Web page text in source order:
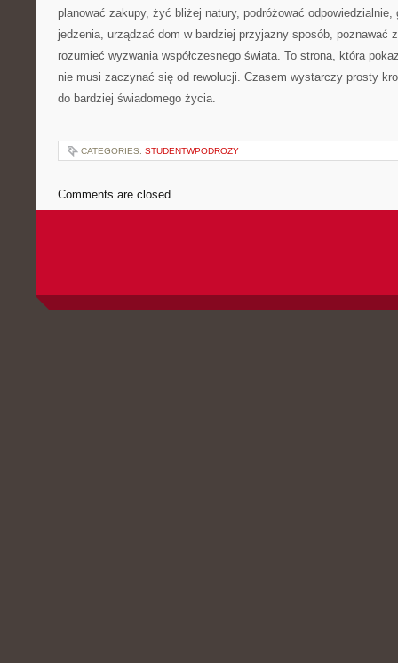
planować zakupy, żyć bliżej natury, podróżować odpowiedzialnie,
jedzenia, urządzać dom w bardziej przyjazny sposób, poznawać
rozumieć wyzwania współczesnego świata. To strona, która
nie musi zaczynać się od rewolucji. Czasem wystarczy prosty
do bardziej świadomego życia.
CATEGORIES: STUDENTWPODROZY
Comments are closed.